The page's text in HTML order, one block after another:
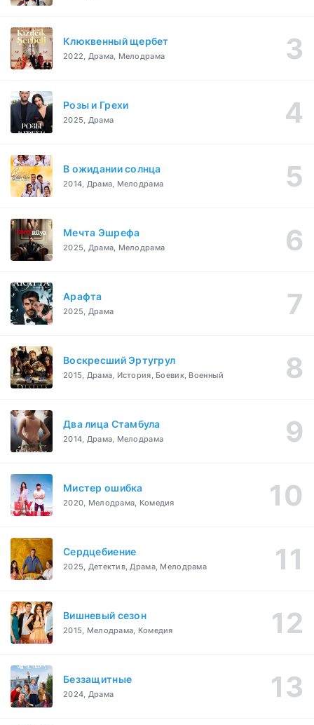
Клюквенный щербет
2022, Драма, Мелодрама
Розы и Грехи
2025, Драма
В ожидании солнца
2014, Драма, Мелодрама
Мечта Эшрефа
2025, Драма, Мелодрама
Арафта
2025, Драма
Воскресший Эртугрул
2015, Драма, История, Боевик, Военный
Два лица Стамбула
2014, Драма, Мелодрама
Мистер ошибка
2020, Мелодрама, Комедия
Сердцебиение
2025, Детектив, Драма, Мелодрама
Вишневый сезон
2015, Мелодрама, Комедия
Беззащитные
2024, Драма